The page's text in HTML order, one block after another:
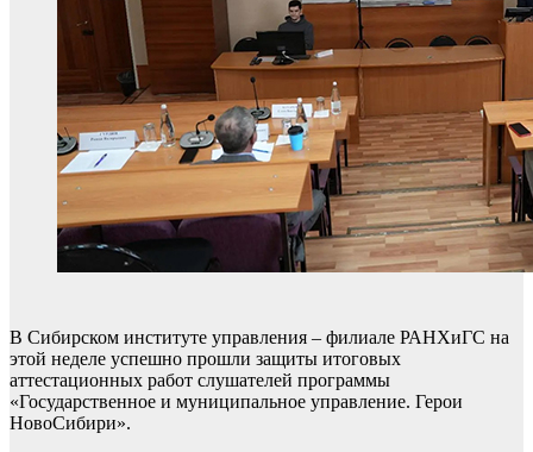
В Сибирском институте управления – филиале РАНХиГС на
этой неделе успешно прошли защиты итоговых
аттестационных работ слушателей программы
«Государственное и муниципальное управление. Герои
НовоСибири».